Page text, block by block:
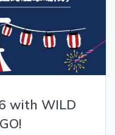
with WILD